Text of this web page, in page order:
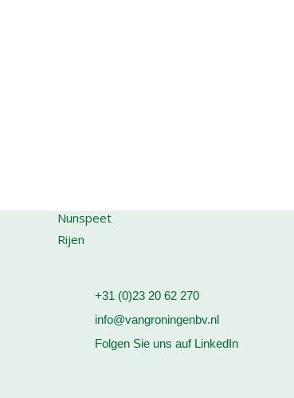
Nunspeet
Rijen
+31 (0)23 20 62 270
info@vangroningenbv.nl
Folgen Sie uns auf LinkedIn